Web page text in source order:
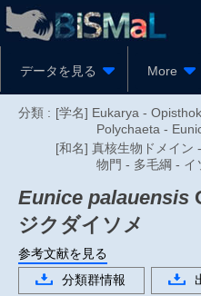
データを見る More
分類 : [学名] Eukarya -
Polychaeta -
[和名] 真核生物ドメイン
物門 - 多毛綱 - イ
Eunice palauensis
ジクダイソメ
参考文献を見る
分類群情報